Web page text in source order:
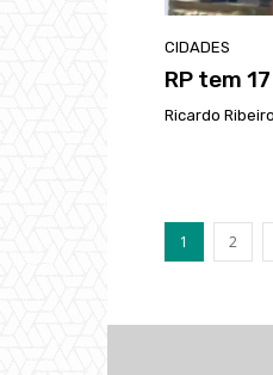
CIDADES
RP tem
Ricardo Ribeiro
1 2